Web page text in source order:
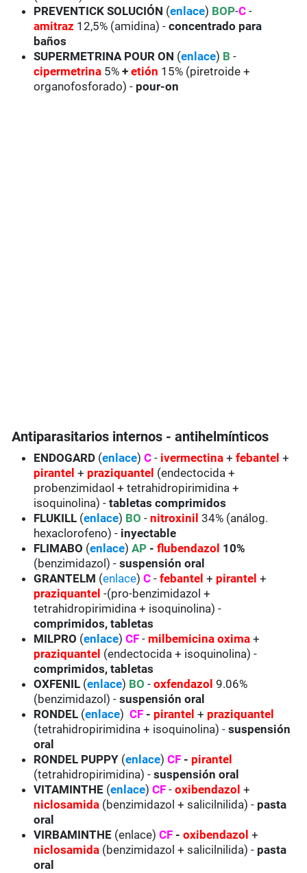
PREVENTICK SOLUCIÓN (enlace) BOP-C-
amitraz 12,5% (amidina) -concentrado para
baños
SUPERMETRINAPOUR ON (enlace) B-
cipermetrina 5%+etión 15% (piretroide +
organofosforado) - pour-on
Antiparasitarios internos - antihelmínticos
ENDOGARD (enlace)C - ivermectina +febantel+
pirantel+ praziquantel (endectocida +
probenzimidaol + tetrahidropirimidina +
isoquinolina) -tabletas comprimidos
FLUKILL (enlace) BO-nitroxinil 34% (análog.
hexaclorofeno) - inyectable
FLIMABO (enlace) AP -flubendazol 10%
(benzimidazol) - suspensión oral
GRANTELM (enlace)C -febantel+ pirantel +
praziquantel -(pro-benzimidazol +
tetrahidropirimidina + isoquinolina) -
comprimidos, tabletas
MILPRO (enlace)CF- milbemicina oxima +
praziquantel (endectocida + isoquinolina) -
comprimidos, tabletas
OXFENIL (enlace) BO-oxfendazol 9.06%
(benzimidazol) -suspensión oral
RONDEL (enlace) CF - pirantel + praziquantel
(tetrahidropirimidina + isoquinolina) - suspensión
oral
RONDEL PUPPY (enlace)CF - pirantel
(tetrahidropirimidina) -suspensión oral
VITAMINTHE (enlace)CF-oxibendazol +
niclosamida (benzimidazol + salicilnilida) - pasta
oral
VIRBAMINTHE (enlace) CF -oxibendazol +
niclosamida (benzimidazol + salicilnilida) - pasta
oral